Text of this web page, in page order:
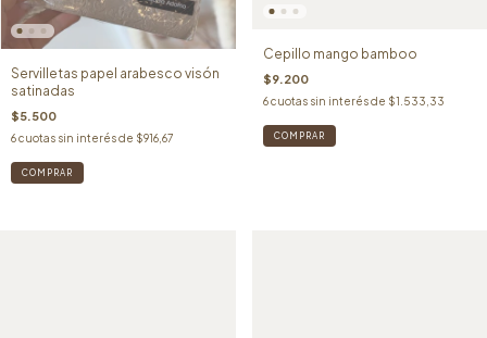
Servilletas papel arabesco visón
satinadas
$5.500
6cuotas sin interés de $916,67
Cepillo mango bamboo
$9.200
6 cuotas sin interés de $1.533,33